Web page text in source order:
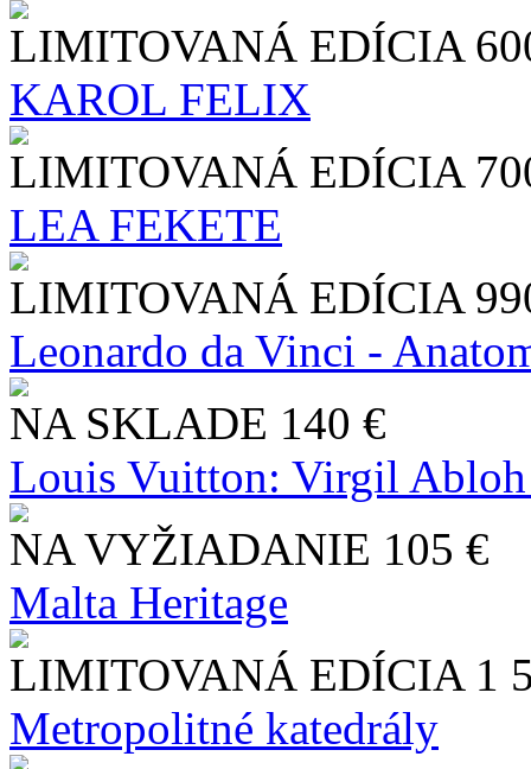
LIMITOVANÁ EDÍCIA
KAROL FELIX
LIMITOVANÁ EDÍCIA
LEA FEKETE
LIMITOVANÁ EDÍCIA
Leonardo da Vinci -
NA SKLADE 140 €
Louis Vuitton: Virgil
NA VYŽIADANIE 105 €
Malta Heritage
LIMITOVANÁ EDÍCIA 1
Metropolitné katedrály